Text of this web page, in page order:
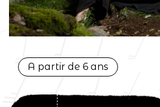
A partir de 6 ans